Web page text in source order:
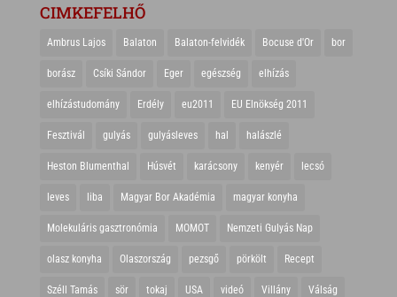
CIMKEFELHŐ
Ambrus Lajos Balaton Balaton-felvidék Bocuse d'Or bor
borász Csíki Sándor Eger egészség elhízás
elhízástudomány Erdély eu2011 EU Elnökség 2011
Fesztivál gulyás gulyásleves hal halászlé
Heston Blumenthal Húsvét karácsony kenyér lecsó
leves liba Magyar Bor Akadémia magyar konyha
Molekuláris gasztronómia MOMOT Nemzeti Gulyás Nap
olasz konyha Olaszország pezsgő pörkölt Recept
Széll Tamás sör tokaj USA videó Villány Válság